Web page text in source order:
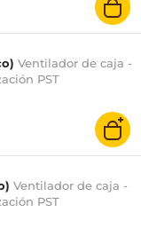
Ventilador de caja -
PST
Ventilador de caja -
PST